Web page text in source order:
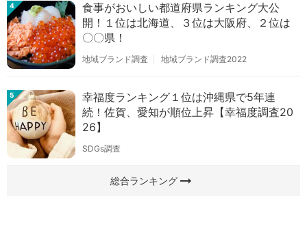
4
食事がおいしい都道府県ランキング大公
開！１位は北海道、３位は大阪府、２位は
〇〇県！
地域ブランド調査 地域ブランド調査2022
5
幸福度ランキング１位は沖縄県で5年連
続！佐賀、愛知が順位上昇【幸福度調査20
26】
SDGs調査
総合ランキングarrow_right_alt